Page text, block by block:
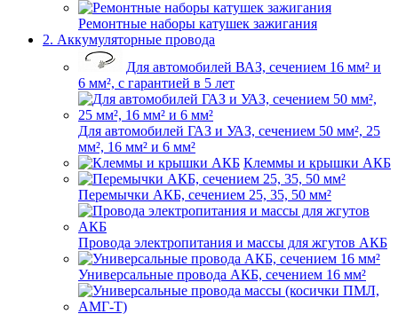
Ремонтные наборы катушек зажигания
2. Аккумуляторные провода
Для автомобилей ВАЗ, сечением 16 мм² и
6 мм², с гарантией в 5 лет
Для автомобилей ГАЗ и УАЗ, сечением 50 мм², 25
мм², 16 мм² и 6 мм²
Клеммы и крышки АКБ
Перемычки АКБ, сечением 25, 35, 50 мм²
Провода электропитания и массы для жгутов АКБ
Универсальные провода АКБ, сечением 16 мм²